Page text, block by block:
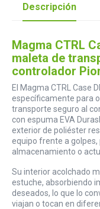
Descripción
Magma CTRL
maleta de
controlador
El Magma CTRL Case
específicamente para
transporte seguro al
con espuma EVA
exterior de poliéster
equipo frente a
almacenamiento o
Su interior acolchado
estuche, absorbiendo
deseados, lo que lo
viajan o tocan en